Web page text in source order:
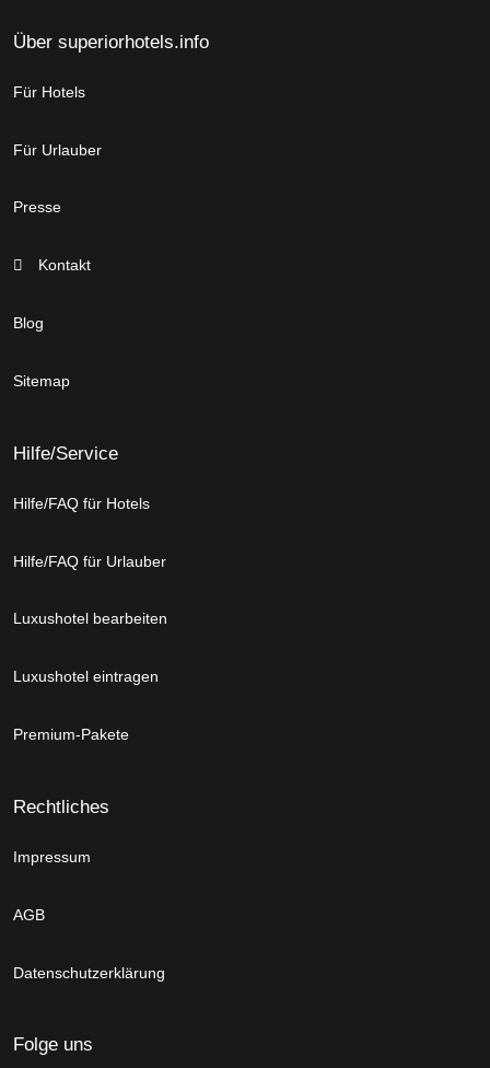
Über superiorhotels.info
Für Hotels
Für Urlauber
Presse
Kontakt
Blog
Sitemap
Hilfe/Service
Hilfe/FAQ für Hotels
Hilfe/FAQ für Urlauber
Luxushotel bearbeiten
Luxushotel eintragen
Premium-Pakete
Rechtliches
Impressum
AGB
Datenschutzerklärung
Folge uns